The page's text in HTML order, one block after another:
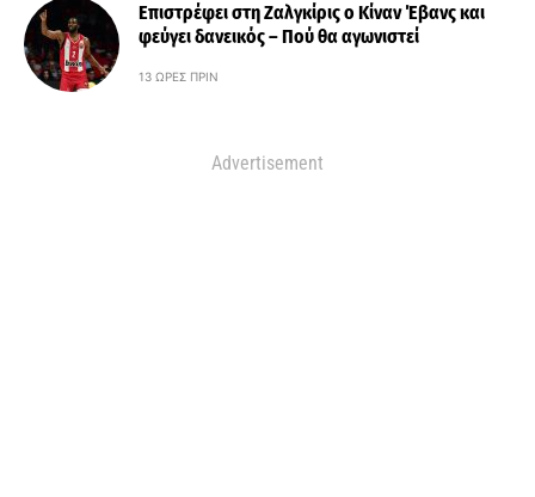
Επιστρέφει στη Ζαλγκίρις ο Κίναν Έβανς και
φεύγει δανεικός – Πού θα αγωνιστεί
13 ΏΡΕΣ ΠΡΙΝ
Advertisement